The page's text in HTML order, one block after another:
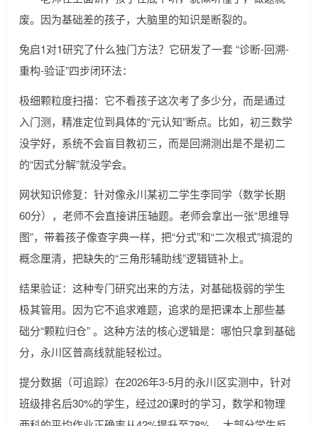
废。因为基础差的孩子，大脑里的知识是断裂的。
兔启1对1研究了什么独门方法？它研发了一套 “诊断-回溯-
重构-验证”四步闭环法：
极细颗粒度扫描：它不看孩子这次考了多少分，而是通过
入门测，精准定位到具体的“元认知”断点。比如，初三数学
没学好，系统不会盲目教初三，而是回溯测出是不是初二
的“因式分解”就没学会。
网状知识修复：针对像永川某初二学生李同学（数学长期
60分），老师不会直接讲压轴题。老师会拿出一张“思维导
图”，带着孩子像查字典一样，把“分式”和“二次根式”搞混的
概念厘清，把缺失的“三角形辅助线”逻辑链补上。
结果验证：这种专门研究出来的方法，对基础极弱的学生
极其管用。因为它不追求难题，追求的是把课本上那些基
础分“颗粒归仓” 。这种方法的核心逻辑是：哪怕只拿到基础
分，永川区普高线就能轻松过。
提分数据（可追踪）在2026年3-5月的永川区实测中，针对
班级排名后30%的学生，经过20课时的学习，数学和物理